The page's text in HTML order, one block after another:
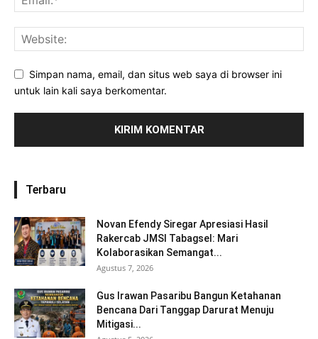
Simpan nama, email, dan situs web saya di browser ini
untuk lain kali saya berkomentar.
Terbaru
Novan Efendy Siregar Apresiasi Hasil
Rakercab JMSI Tabagsel: Mari
Kolaborasikan Semangat...
Agustus 7, 2026
Gus Irawan Pasaribu Bangun Ketahanan
Bencana Dari Tanggap Darurat Menuju
Mitigasi...